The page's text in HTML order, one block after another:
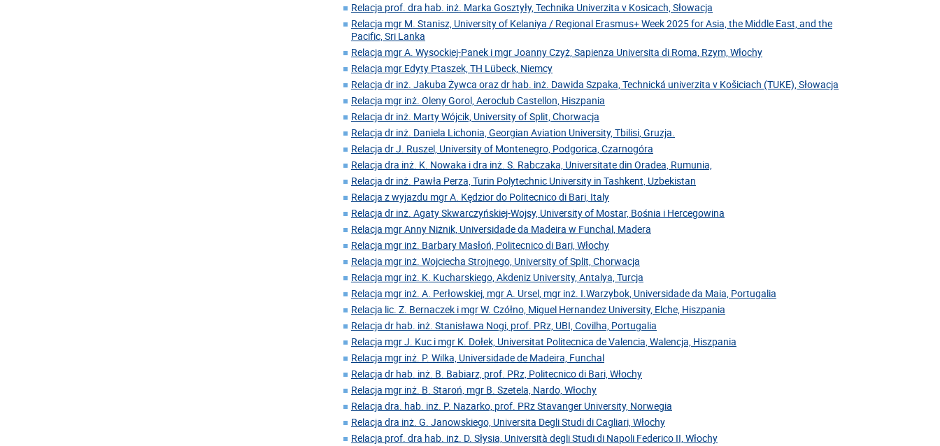
Relacja prof. dra hab. inż. Marka Gosztyły, Technika Univerzita v Kosicach, Słowacja
Relacja mgr M. Stanisz, University of Kelaniya / Regional Erasmus+ Week 2025 for Asia, the Middle East, and the
Pacific, Sri Lanka
Relacja mgr A. Wysockiej-Panek i mgr Joanny Czyż, Sapienza Universita di Roma, Rzym, Włochy
Relacja mgr Edyty Ptaszek, TH Lübeck, Niemcy
Relacja dr inż. Jakuba Żywca oraz dr hab. inż. Dawida Szpaka, Technická univerzita v Košiciach (TUKE), Słowacja
Relacja mgr inż. Oleny Gorol, Aeroclub Castellon, Hiszpania
Relacja dr inż. Marty Wójcik, University of Split, Chorwacja
Relacja dr inż. Daniela Lichonia, Georgian Aviation University, Tbilisi, Gruzja.
Relacja dr J. Ruszel, University of Montenegro, Podgorica, Czarnogóra
Relacja dra inż. K. Nowaka i dra inż. S. Rabczaka, Universitate din Oradea, Rumunia,
Relacja dr inż. Pawła Perza, Turin Polytechnic University in Tashkent, Uzbekistan
Relacja z wyjazdu mgr A. Kędzior do Politecnico di Bari, Italy
Relacja dr inż. Agaty Skwarczyńskiej-Wojsy, University of Mostar, Bośnia i Hercegowina
Relacja mgr Anny Niżnik, Universidade da Madeira w Funchal, Madera
Relacja mgr inż. Barbary Masłoń, Politecnico di Bari, Włochy
Relacja mgr inż. Wojciecha Strojnego, University of Split, Chorwacja
Relacja mgr inż. K. Kucharskiego, Akdeniz University, Antalya, Turcja
Relacja mgr inż. A. Perłowskiej, mgr A. Ursel, mgr inż. I.Warzybok, Universidade da Maia, Portugalia
Relacja lic. Z. Bernaczek i mgr W. Czółno, Miguel Hernandez University, Elche, Hiszpania
Relacja dr hab. inż. Stanisława Nogi, prof. PRz, UBI, Covilha, Portugalia
Relacja mgr J. Kuc i mgr K. Dołek, Universitat Politecnica de Valencia, Walencja, Hiszpania
Relacja mgr inż. P. Wilka, Universidade de Madeira, Funchal
Relacja dr hab. inż. B. Babiarz, prof. PRz, Politecnico di Bari, Włochy
Relacja mgr inż. B. Staroń, mgr B. Szetela, Nardo, Włochy
Relacja dra. hab. inż. P. Nazarko, prof. PRz Stavanger University, Norwegia
Relacja dra inż. G. Janowskiego, Universita Degli Studi di Cagliari, Włochy
Relacja prof. dra hab. inż. D. Słysia, Università degli Studi di Napoli Federico II, Włochy